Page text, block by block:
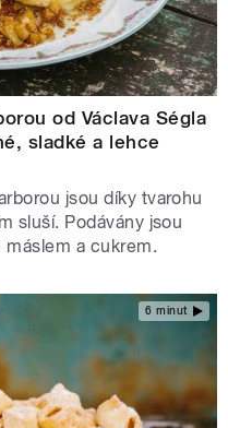
od Václava Ségla
sladké a lehce
jsou díky tvarohu
sluší. Podávány jsou
a cukrem.
6 minut